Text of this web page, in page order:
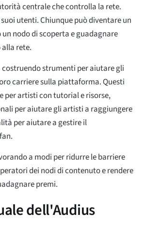
centrale che controlla la rete.
utenti. Chiunque può diventare un
nodo di scoperta e guadagnare
rete.
costruendo strumenti per aiutare gli
carriere sulla piattaforma. Questi
per artisti con tutorial e risorse,
per aiutare gli artisti a raggiungere
per aiutare a gestire il
a modi per ridurre le barriere
dei nodi di contenuto e rendere
premi.
dell'Audius